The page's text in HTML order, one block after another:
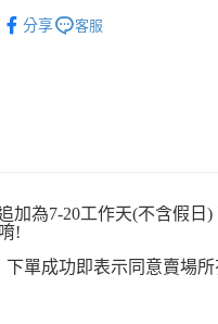
全盈+PAY
完成交易。
3.實際核准額度、可分期數及費用
4.訂單成立30分鐘內，如未前往確
消。如遇「轉專審核」未通過狀況
AFTEE先享後付是「在收到商品之
便利好安心！
２．便利：只要手機號碼，簡訊認
ATM付款
運送方式
分享 客服
加為7-20工作天(不含假日
!
下單成功即表示同意賣場